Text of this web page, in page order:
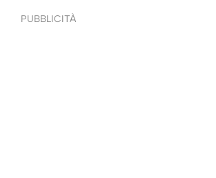
PUBBLICITÀ